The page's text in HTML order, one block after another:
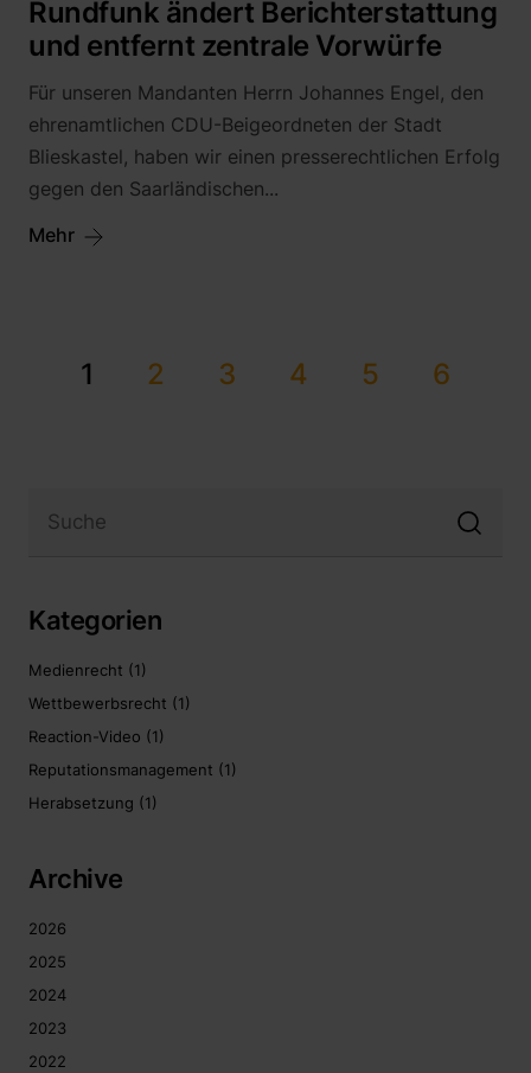
Rundfunk ändert Berichterstattung
und entfernt zentrale Vorwürfe
Für unseren Mandanten Herrn Johannes Engel, den
ehrenamtlichen CDU-Beigeordneten der Stadt
Blieskastel, haben wir einen presserechtlichen Erfolg
gegen den Saarländischen...
Mehr
1 2 3 4 5 6
Kategorien
Medienrecht (1)
Wettbewerbsrecht (1)
Reaction-Video (1)
Reputationsmanagement (1)
Herabsetzung (1)
Archive
2026
2025
2024
2023
2022